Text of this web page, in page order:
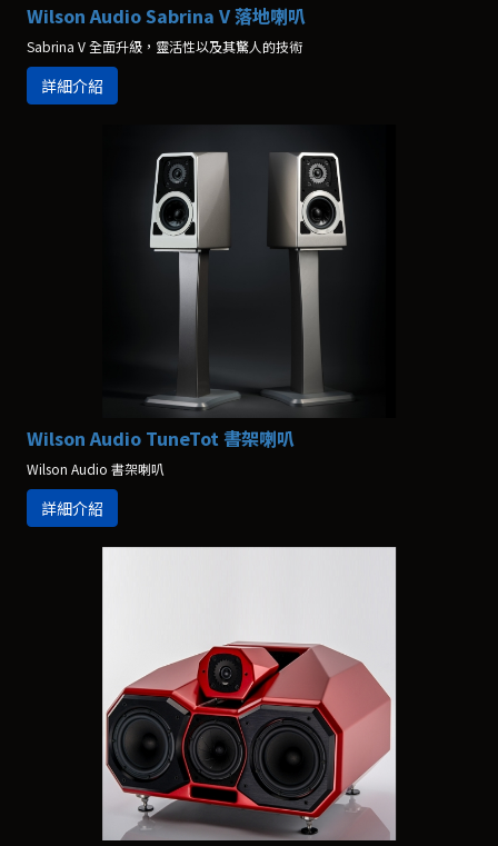
Wilson Audio Sabrina V 落地喇叭
Sabrina V 全面升級，靈活性以及其驚人的技術
詳細介紹
Wilson Audio TuneTot 書架喇叭
Wilson Audio 書架喇叭
詳細介紹